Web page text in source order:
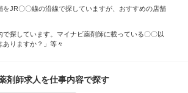
をJR〇〇線の沿線で探していますが、おすすめの店舗
で探しています。マイナビ薬剤師に載っている〇〇以
ありますか？」等々
剤師求人を仕事内容で探す